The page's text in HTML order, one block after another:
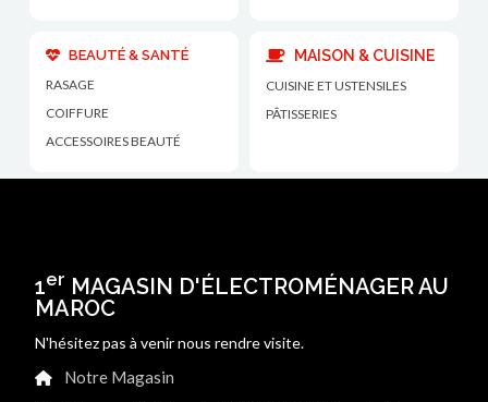
BEAUTÉ & SANTÉ
RASAGE
COIFFURE
ACCESSOIRES BEAUTÉ
MAISON & CUISINE
CUISINE ET USTENSILES
PÂTISSERIES
1er MAGASIN D'ÉLECTROMÉNAGER AU
MAROC
N'hésitez pas à venir nous rendre visite.
Notre Magasin